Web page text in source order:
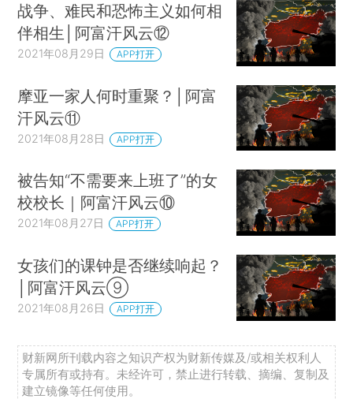
战争、难民和恐怖主义如何相
伴相生│阿富汗风云⑫
2021年08月29日 APP打开
摩亚一家人何时重聚？│阿富
汗风云⑪
2021年08月28日 APP打开
被告知“不需要来上班了”的女
校校长｜阿富汗风云⑩
2021年08月27日 APP打开
女孩们的课钟是否继续响起？
│阿富汗风云⑨
2021年08月26日 APP打开
财新网所刊载内容之知识产权为财新传媒及/或相关权利人
专属所有或持有。未经许可，禁止进行转载、摘编、复制及
建立镜像等任何使用。